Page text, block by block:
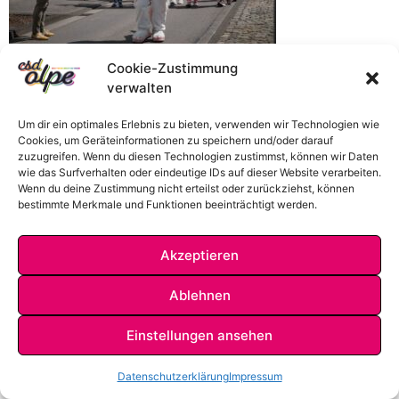
Cookie-Zustimmung
verwalten
Um dir ein optimales Erlebnis zu bieten, verwenden wir Technologien wie
Cookies, um Geräteinformationen zu speichern und/oder darauf
zuzugreifen. Wenn du diesen Technologien zustimmst, können wir Daten
wie das Surfverhalten oder eindeutige IDs auf dieser Website verarbeiten.
Wenn du deine Zustimmung nicht erteilst oder zurückziehst, können
bestimmte Merkmale und Funktionen beeinträchtigt werden.
Akzeptieren
Ablehnen
Einstellungen ansehen
DatenschutzerklärungImpressum
DATENSCHUTZKONTAKT